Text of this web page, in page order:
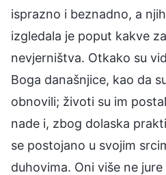
isprazno i beznadno, a
izgledala je poput kakve
nevjerništva. Otkako su
Boga današnjice, kao da
obnovili; životi su im
nade i, zbog dolaska
se postojano u svojim
duhovima. Oni više ne